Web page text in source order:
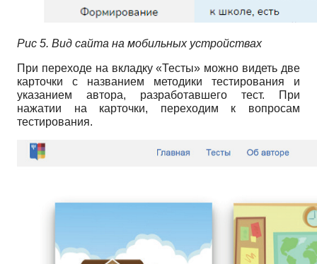
Рис 5. Вид сайта на мобильных устройствах
При переходе на вкладку «Тесты» можно видеть две
карточки с названием методики тестирования и
указанием автора, разработавшего тест. При
нажатии на карточки, переходим к вопросам
тестирования.